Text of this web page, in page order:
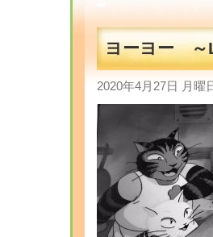
ヨーヨー ～
2020年4月27日 月曜